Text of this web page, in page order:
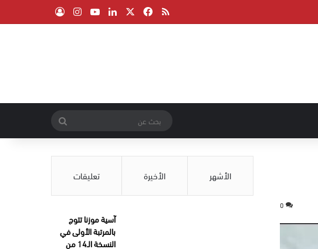
ملخص الموقع RSS
فيسبوك لينكدإن ‫YouTube
انستقرام
عن
0
الأشهر الأخيرة تعليقات
آسية موزنا تتوج
بالمرتبة الأولى في
النسخة الـ14 من